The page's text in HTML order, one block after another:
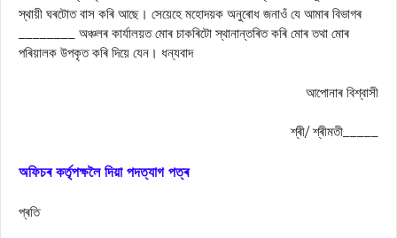
স্থায়ী ঘৰটোত বাস কৰি আছে। সেয়েহে মহোদয়ক অনুৰোধ জনাওঁ যে আমাৰ বিভাগৰ
________ অঞ্চলৰ কাৰ্যালয়ত মোৰ চাকৰিটো স্থানান্তৰিত কৰি মোৰ তথা মোৰ
পৰিয়ালক উপকৃত কৰি দিয়ে যেন। ধন্যবাদ
আপােনাৰ বিশ্বাসী
শ্ৰী/ শ্ৰীমতী_____
অফিচৰ কর্তৃপক্ষলৈ দিয়া পদত্যাগ পত্ৰ
প্ৰতি